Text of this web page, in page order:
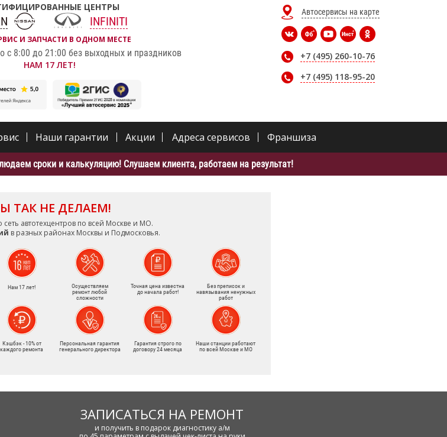
ЦЕНТРЫ
INFINITI
И ЗАПЧАСТИ В ОДНОМ МЕСТЕ
с 8:00 до 21:00 без выходных и праздников
НАМ 17 ЛЕТ!
Автосервисы на карте
+7 (495) 260-10-76
+7 (495) 118-95-20
Наши гарантии Акции Адреса сервисов Франшиза
сроки и калькуляцию! Слушаем клиента, работаем на результат!
ТАК НЕ ДЕЛАЕМ!
сеть автотехцентров по всей Москве и МО.
в разных районах Москвы и Подмосковья.
Нам 17 лет!
Осуществляем
ремонт любой
сложности
Точная цена известна
до начала работ!
Без преписок и
навязывания ненужных
работ
Кэшбэк - 10% от
каждого ремонта
Персональная гарантия
генерального директора
Гарантия строго по
договору 24 месяца
Наши станции работают
по всей Москве и МО
ЗАПИСАТЬСЯ НА РЕМОНТ
и получить в подарок диагностику а/м